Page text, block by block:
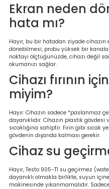
Ekran neden
hata mı?
Hayır, bu bir hatadan ziyade cihazın
dönebilmesi, probu yüksek bir
noktayı ölçtüğünüzde, cihazı değil
okumanızı sağlar.
Cihazı fırının
miyim?
Hayır. Cihazın sadece *paslanmaz
dayanıklıdır. Cihazın plastik gövdesi
sıcaklığına sahiptir. Fırın gibi
gövdenin dışarıda kalması gerekir.
Cihaz su
Hayır, Testo 905-T1 su geçirmez
dayanıklı olmakla birlikte, suyun
makinesinde yıkanmamalıdır.